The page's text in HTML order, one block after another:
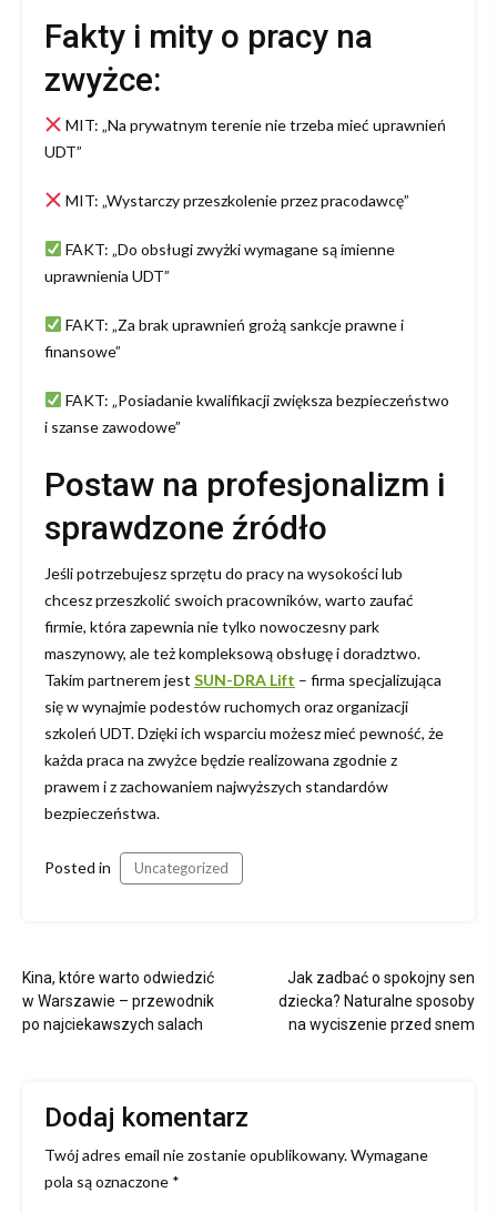
Fakty i mity o pracy na
zwyżce:
MIT: „Na prywatnym terenie nie trzeba mieć uprawnień
UDT”
MIT: „Wystarczy przeszkolenie przez pracodawcę”
FAKT: „Do obsługi zwyżki wymagane są imienne
uprawnienia UDT”
FAKT: „Za brak uprawnień grożą sankcje prawne i
finansowe”
FAKT: „Posiadanie kwalifikacji zwiększa bezpieczeństwo
i szanse zawodowe”
Postaw na profesjonalizm i
sprawdzone źródło
Jeśli potrzebujesz sprzętu do pracy na wysokości lub
chcesz przeszkolić swoich pracowników, warto zaufać
firmie, która zapewnia nie tylko nowoczesny park
maszynowy, ale też kompleksową obsługę i doradztwo.
Takim partnerem jest SUN-DRA Lift – firma specjalizująca
się w wynajmie podestów ruchomych oraz organizacji
szkoleń UDT. Dzięki ich wsparciu możesz mieć pewność, że
każda praca na zwyżce będzie realizowana zgodnie z
prawem i z zachowaniem najwyższych standardów
bezpieczeństwa.
Posted in Uncategorized
Nawigacja
wpisu
Kina, które warto odwiedzić
w Warszawie – przewodnik
po najciekawszych salach
Jak zadbać o spokojny sen
dziecka? Naturalne sposoby
na wyciszenie przed snem
Dodaj komentarz
Twój adres email nie zostanie opublikowany.Wymagane
pola są oznaczone *